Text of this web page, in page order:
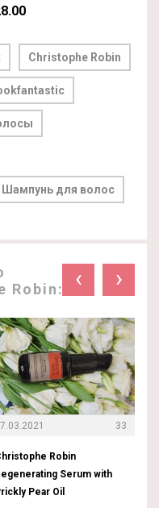
Christophe Robin
Шампунь для волос
Robin:
‹ ›
33
Robin
Serum with
Pear Oil